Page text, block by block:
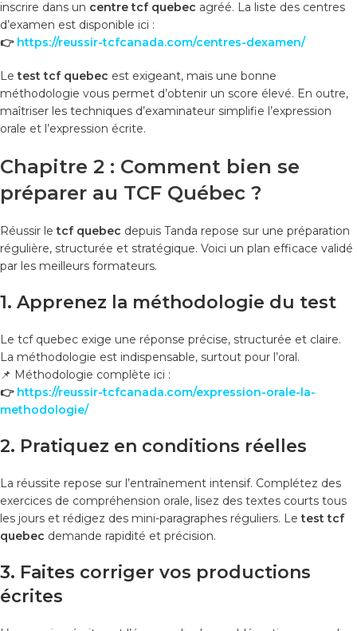
inscrire dans un centre tcf quebec agréé. La liste des centres
d’examen est disponible ici :
👉 https://reussir-tcfcanada.com/centres-dexamen/
Letest tcf quebec est exigeant, mais une bonne
méthodologie vous permet d’obtenir un score élevé. En outre,
maîtriser les techniques d’examinateur simplifie l’expression
orale et l’expression écrite.
Chapitre 2 : Comment bien se
préparer au TCF Québec ?
Réussir letcf quebec depuis Tanda repose sur une préparation
régulière, structurée et stratégique. Voici un plan efficace validé
par les meilleurs formateurs.
1. Apprenez la méthodologie du test
Le tcf quebec exige une réponse précise, structurée et claire.
La méthodologie est indispensable, surtout pour l’oral.
📌 Méthodologie complète ici :
👉 https://reussir-tcfcanada.com/expression-orale-la-
methodologie/
2. Pratiquez en conditions réelles
La réussite repose sur l’entraînement intensif. Complétez des
exercices de compréhension orale, lisez des textes courts tous
les jours et rédigez des mini-paragraphes réguliers. Letest tcf
quebec demande rapidité et précision.
3. Faites corriger vos productions
écrites